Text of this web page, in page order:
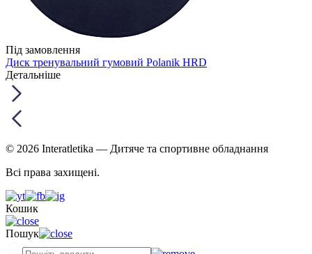
Під замовлення
Диск тренувальний гумовий Polanik HRD
Детальніше
© 2026 Interatletika — Дитяче та спортивне обладнання
Всі права захищені.
Кошик
Пошук